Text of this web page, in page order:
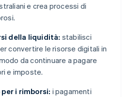
e crea processi di
della liquidità: stabilisci
convertire le risorse digitali in
da continuare a pagare
e imposte.
i rimborsi: i pagamenti